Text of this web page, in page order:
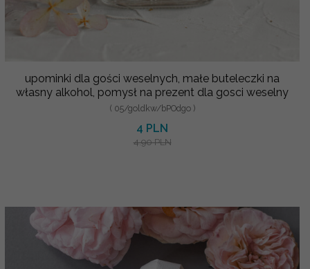
upominki dla gości weselnych, małe buteleczki na
własny alkohol, pomysł na prezent dla gosci weselny
( 05/goldkw/bPOdgo )
4 PLN
4.90 PLN